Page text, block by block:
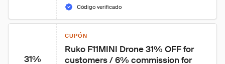
Código verificado
31%
CUPÓN
Ruko F11MINI Drone 31% OFF for
customers / 6% commission for